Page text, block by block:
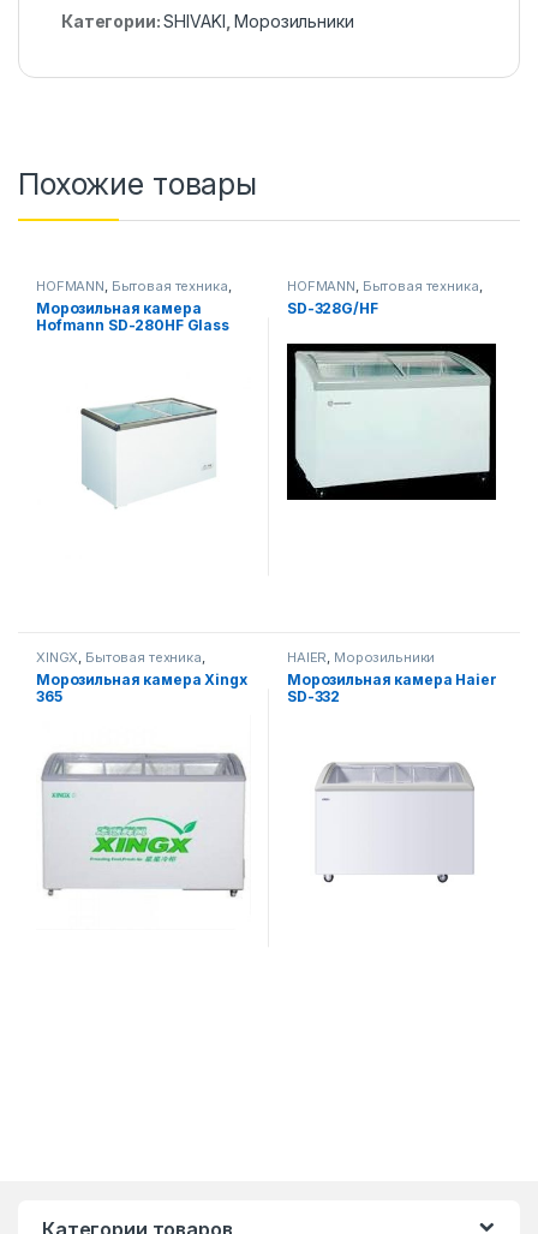
Категории:SHIVAKI ,Морозильники
Похожие товары
HOFMANN, Бытовая техника,
Морозильники
Морозильная камера
Hofmann SD-280HF Glass
HOFMANN, Бытовая техника,
Морозильники
SD-328G/HF
XINGX, Бытовая техника,
Морозильники
Морозильная камера Xingx
365
HAIER, Морозильники
Морозильная камера Haier
SD-332
Категории товаров